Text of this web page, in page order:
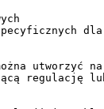
można
regulację